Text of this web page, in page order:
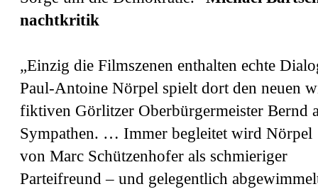
nachtkritik
„Einzig die Filmszenen enthalten echte
Paul-Antoine Nörpel spielt dort den neuen
fiktiven Görlitzer Oberbürgermeister Bernd
Sympathen. … Immer begleitet wird Nörpel
von Marc Schützenhofer als schmieriger
Parteifreund – und gelegentlich